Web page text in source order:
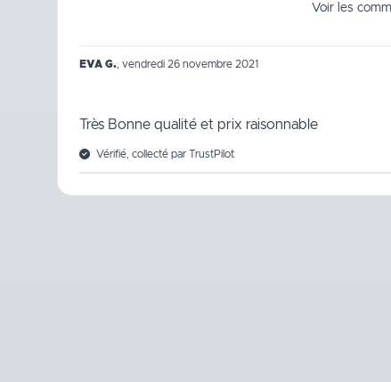
Voir les
EVA G. vendredi 26 novembre 2021
Très Bonne qualité et prix raisonnable
Vérifié, collecté par TrustPilot